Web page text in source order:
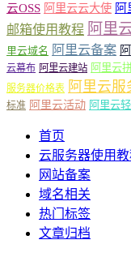
云OSS 阿里云云大使 阿
邮箱使用教程 阿里
里云域名 阿里云备案
云幕布 阿里云建站 阿里云
服务器价格表 阿里云服
标准 阿里云活动 阿里云
首页
云服务器使用教
网站备案
域名相关
热门标签
文章归档